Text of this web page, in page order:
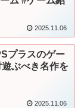
2025.11.06
プラスのゲー
ぶべき名作を
2025.11.06